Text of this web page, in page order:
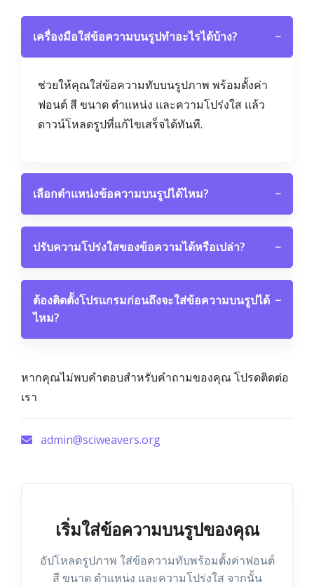
เครื่องมือใส่ข้อความบนรูปทำอะไรได้บ้าง? −
ช่วยให้คุณใส่ข้อความทับบนรูปภาพ พร้อมตั้งค่า
ฟอนต์ สี ขนาด ตำแหน่ง และความโปร่งใส แล้ว
ดาวน์โหลดรูปที่แก้ไขเสร็จได้ทันที.
เลือกตำแหน่งข้อความบนรูปได้ไหม? −
ปรับความโปร่งใสของข้อความได้หรือเปล่า? −
ต้องติดตั้งโปรแกรมก่อนถึงจะใส่ข้อความบนรูปได้
ไหม?
−
หากคุณไม่พบคำตอบสำหรับคำถามของคุณ โปรดติดต่อ
เรา
admin@sciweavers.org
เริ่มใส่ข้อความบนรูปของคุณ
อัปโหลดรูปภาพ ใส่ข้อความทับพร้อมตั้งค่าฟอนต์
สี ขนาด ตำแหน่ง และความโปร่งใส จากนั้น